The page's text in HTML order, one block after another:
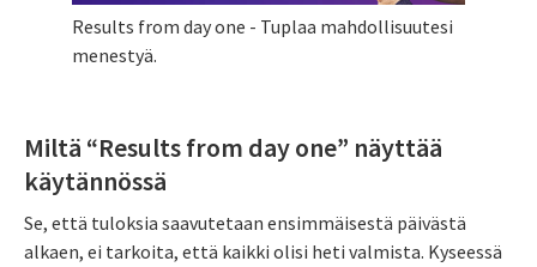
Results from day one - Tuplaa mahdollisuutesi
menestyä.
Miltä “Results from day one” näyttää
käytännössä
Se, että tuloksia saavutetaan ensimmäisestä päivästä
alkaen, ei tarkoita, että kaikki olisi heti valmista. Kyseessä